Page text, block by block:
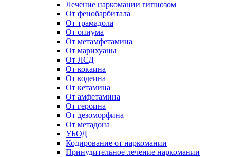
Лечение наркомании гипнозом
От фенобарбитала
От трамадола
От опиума
От метамфетамина
От марихуаны
От ЛСД
От кокаина
От кодеина
От кетамина
От амфетамина
От героина
От дезоморфина
От метадона
УБОД
Кодирование от наркомании
Принудительное лечение наркомании